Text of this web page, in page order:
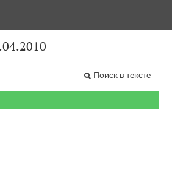
Поиск в тексте